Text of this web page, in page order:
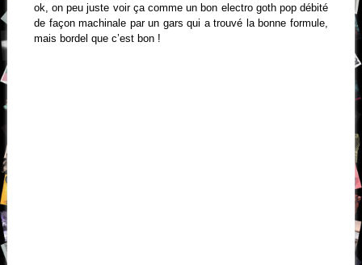
ok, on peu juste voir ça comme un bon electro goth pop débité
de façon machinale par un gars qui a trouvé la bonne formule,
mais bordel que c’est bon !